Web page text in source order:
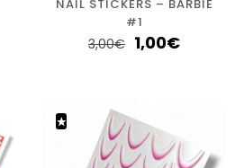
NAIL STICKERS – BARBIE
#1
3,00€ 1,00€